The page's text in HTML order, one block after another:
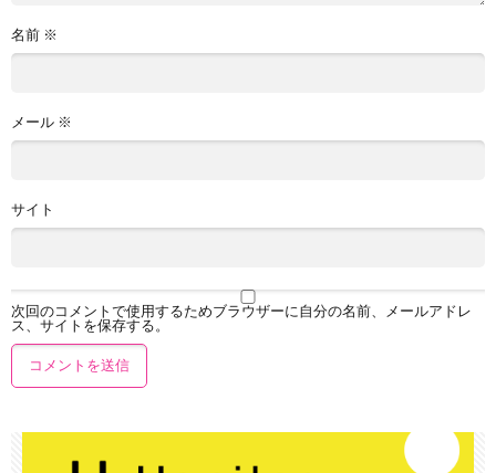
名前 ※
メール ※
サイト
次回のコメントで使用するためブラウザーに自分の名前、メールアドレ
ス、サイトを保存する。